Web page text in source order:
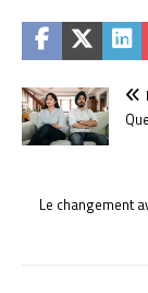
Le changement